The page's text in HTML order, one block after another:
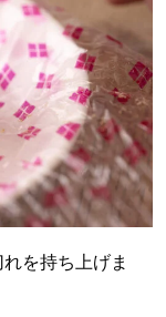
れを持ち上げま